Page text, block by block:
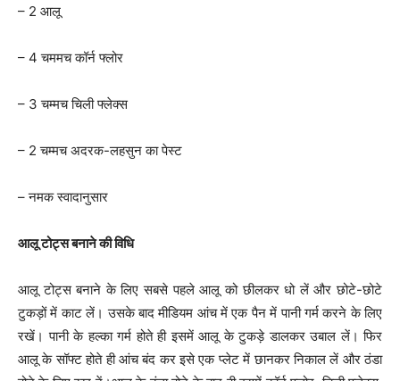
– 2 आलू
– 4 चममच कॉर्न फ्लोर
– 3 चम्मच चिली फ्लेक्स
– 2 चम्मच अदरक-लहसुन का पेस्ट
– नमक स्वादानुसार
आलू टोट्स बनाने की विधि
आलू टोट्स बनाने के लिए सबसे पहले आलू को छीलकर धो लें और छोटे-छोटे
टुकड़ों में काट लें। उसके बाद मीडियम आंच में एक पैन में पानी गर्म करने के लिए
रखें। पानी के हल्का गर्म होते ही इसमें आलू के टुकड़े डालकर उबाल लें। फिर
आलू के सॉफ्ट होते ही आंच बंद कर इसे एक प्लेट में छानकर निकाल लें और ठंडा